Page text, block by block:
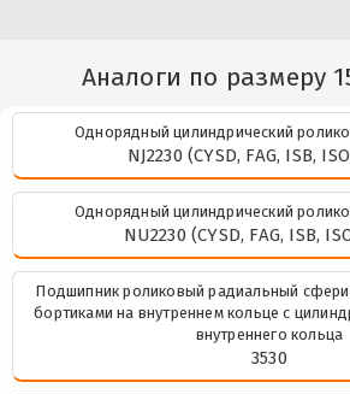
Аналоги по размеру
Однорядный цилиндрический
NJ2230 (CYSD, FAG, ISB,
Однорядный цилиндрический
NU2230 (CYSD, FAG, ISB,
Подшипник роликовый радиальный
бортиками на внутреннем кольце с
внутреннего кольца
3530